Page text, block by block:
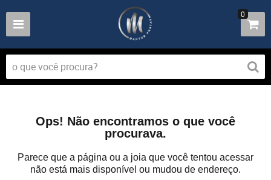
0
Ops! Não encontramos o que você
procurava.
Parece que a página ou a joia que você tentou acessar
não está mais disponível ou mudou de endereço.